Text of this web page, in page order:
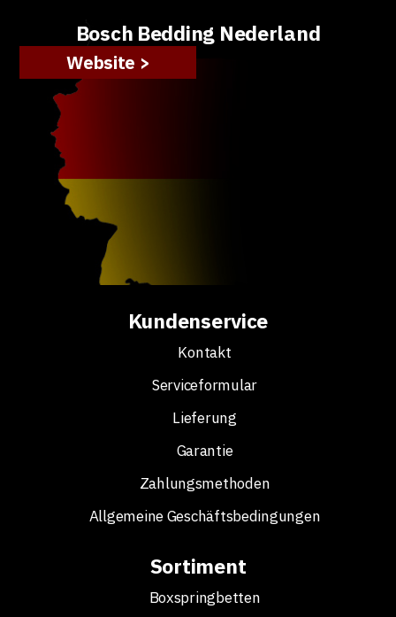
Bosch Bedding Nederland
Website >
Kundenservice
Kontakt
Serviceformular
Lieferung
Garantie
Zahlungsmethoden
Allgemeine Geschäftsbedingungen
Sortiment
Boxspringbetten